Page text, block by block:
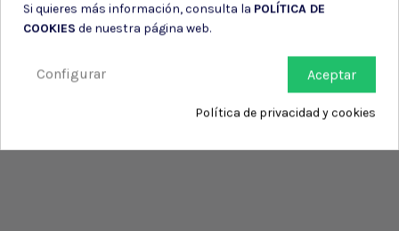
Si quieres más información, consulta la POLÍTICA DE
COOKIES de nuestra página web.
Aceptar
Configurar
Política de privacidad y cookies